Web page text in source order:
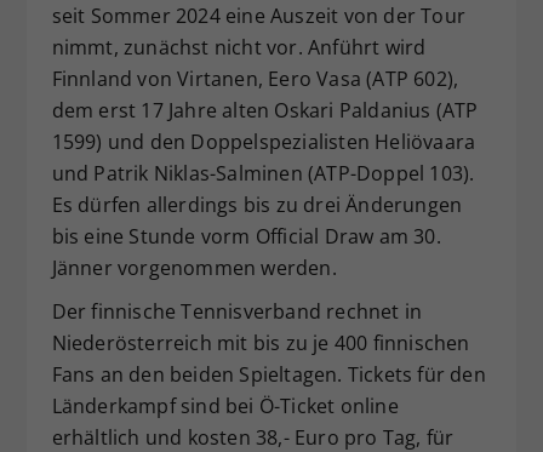
seit Sommer 2024 eine Auszeit von der Tour
nimmt, zunächst nicht vor. Anführt wird
Finnland von Virtanen, Eero Vasa (ATP 602),
dem erst 17 Jahre alten Oskari Paldanius (ATP
1599) und den Doppelspezialisten Heliövaara
und Patrik Niklas-Salminen (ATP-Doppel 103).
Es dürfen allerdings bis zu drei Änderungen
bis eine Stunde vorm Official Draw am 30.
Jänner vorgenommen werden.
Der finnische Tennisverband rechnet in
Niederösterreich mit bis zu je 400 finnischen
Fans an den beiden Spieltagen. Tickets für den
Länderkampf sind bei Ö-Ticket online
erhältlich und kosten 38,- Euro pro Tag, für